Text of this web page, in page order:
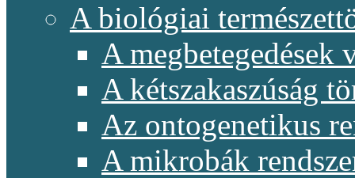
A biológiai
A megbetegedések
A kétszakaszúság
Az ontogenetikus
A mikrobák